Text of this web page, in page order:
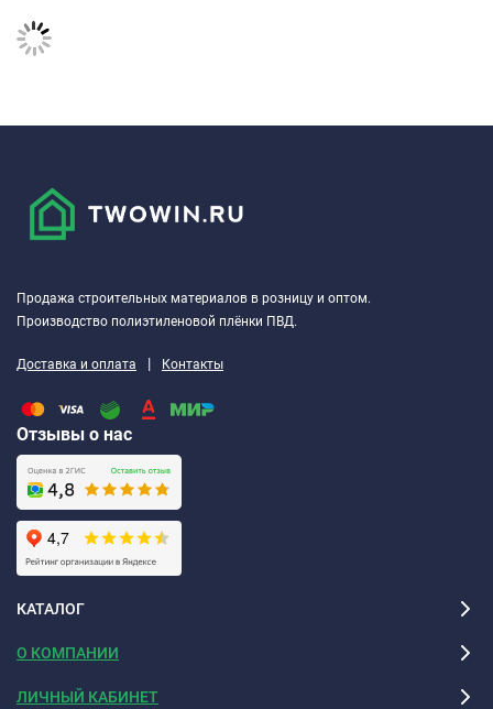
Продажа строительных материалов в розницу и оптом.
Производство полиэтиленовой плёнки ПВД.
Доставка и оплата | Контакты
Отзывы о нас
КАТАЛОГ
О КОМПАНИИ
ЛИЧНЫЙ КАБИНЕТ